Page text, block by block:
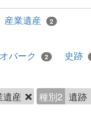
産業遺産 2
パーク 2 史跡
遺産 種別2 遺跡